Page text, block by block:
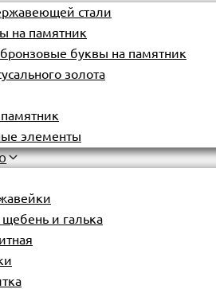
стали
на памятник
буквы на памятник
золота
элементы
и галька